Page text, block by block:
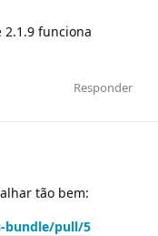
2.1.9 funciona
Responder
tão bem:
bundle/pull/5